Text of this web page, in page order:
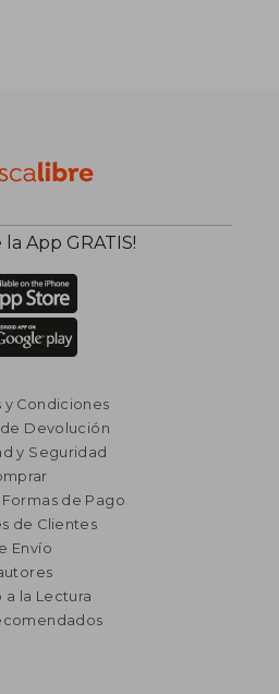
la App GRATIS!
y Condiciones
Devolución
y Seguridad
Formas de Pago
de Clientes
Envío
a la Lectura